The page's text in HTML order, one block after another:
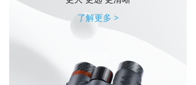
了解更多 >